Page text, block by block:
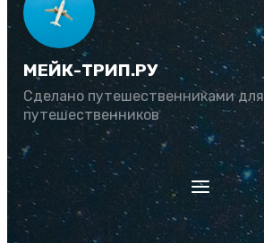
МЕЙК-ТРИП.РУ
Сделано путешественниками для
путешественников